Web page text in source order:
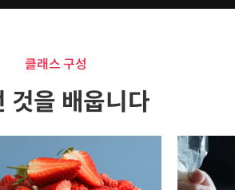
클래스 구성
것을 배웁니다